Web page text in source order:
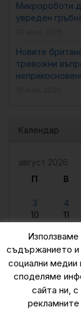
Микророботи
увреден
Новите
тревожни
Календар
август 2026
П
В
3
4
10
11
24
25
31
« юни
Използваме
съдържанието и
социални медии
споделяме
сайта ни,
рекламните